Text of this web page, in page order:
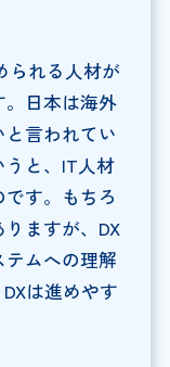
られる人材が
日本は海外
言われてい
うと、IT人材
す。もちろ
ますが、DX
ムへの理解
は進めやす